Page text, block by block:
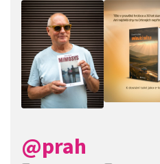
@prah